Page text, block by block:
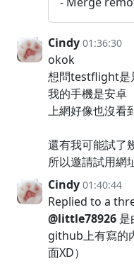
Cindy 01:36:30
okok
想問testflight是
我的手機是安卓
上網好像也沒看
還有我可能試了
所以邀請試用網
Cindy 01:40:44
Replied to a
@little78926 是
github上有寫的
面XD）